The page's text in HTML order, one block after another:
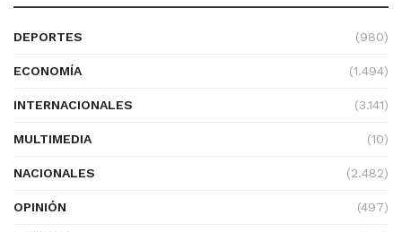
DEPORTES (980)
ECONOMÍA (1.494)
INTERNACIONALES (3.141)
MULTIMEDIA (10)
NACIONALES (2.482)
OPINIÓN (497)